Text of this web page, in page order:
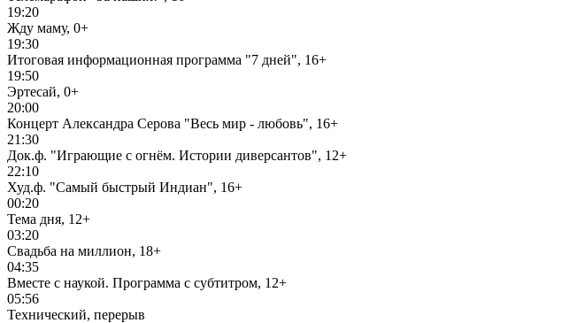
19:20
Жду маму, 0+
19:30
Итоговая информационная программа "7 дней", 16+
19:50
Эртесай, 0+
20:00
Концерт Александра Серова "Весь мир - любовь", 16+
21:30
Док.ф. "Играющие с огнём. Истории диверсантов", 12+
22:10
Худ.ф. "Самый быстрый Индиан", 16+
00:20
Тема дня, 12+
03:20
Свадьба на миллион, 18+
04:35
Вместе с наукой. Программа с субтитром, 12+
05:56
Технический, перерыв